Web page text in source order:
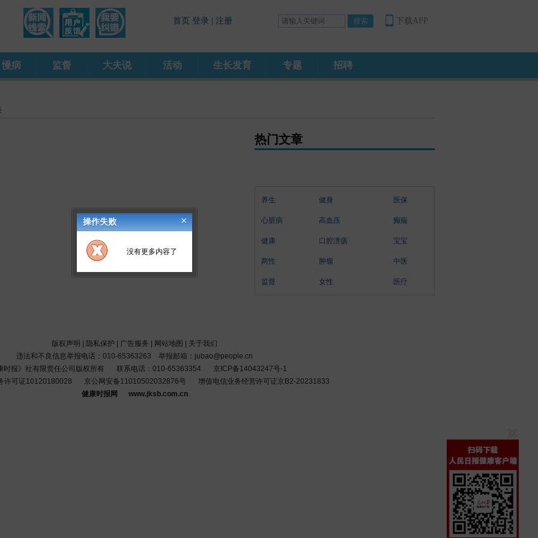
操作失败 ×
没有更多内容了
下载APP
慢病 监督 大夫说 活动 生长发育 专题 招聘
热门文章
养生 健身 医保
心脏病 高血压 癫痫
健康 口腔溃疡 宝宝
两性 肿瘤 中医
监督 女性 医疗
版权声明 隐私保护 广告服务 网站地图
关于我们
违法和不良信息举报电话：010-65363263 举报邮箱：jubao@people.cn
时报》社有限责任公司版权所有
联系电话：010-65363354
京ICP备14043247号-1
许可证10120180028
京公网安备11010502032876号
增值电信业务经营许可证京B2-20231833
健康时报网 www.jksb.com.cn